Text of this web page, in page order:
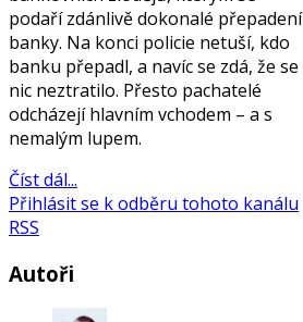
podaří zdánlivě dokonalé přepadení
banky. Na konci policie netuší, kdo
banku přepadl, a navíc se zdá, že se
nic neztratilo. Přesto pachatelé
odcházejí hlavním vchodem – a s
nemalým lupem.
Číst dál...
Přihlásit se k odběru tohoto kanálu
RSS
Autoři